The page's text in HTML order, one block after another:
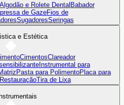
Algodão e Rolete Dental Babador
de GazeFios de
SugadoresSeringas
e Estética
CimentosClareador
Instrumental para
Pasta para PolimentoPlaca para
RestauraçãoTira de Lixa